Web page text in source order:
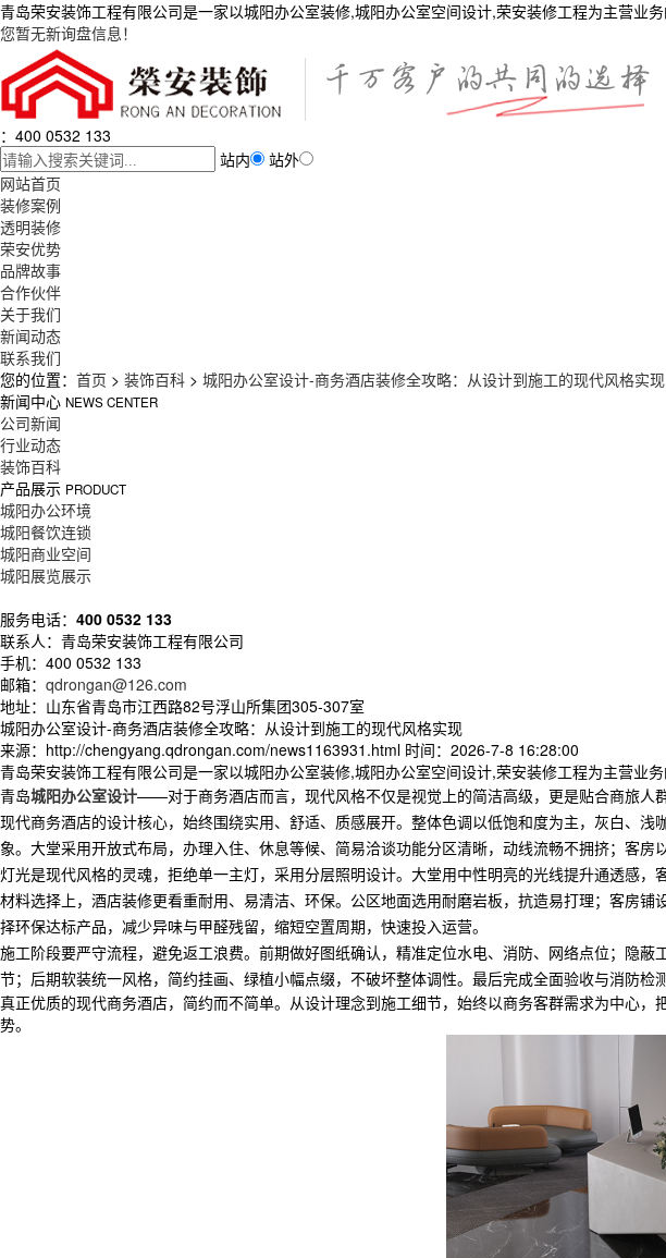
青岛荣安装饰工程有限公司是一家以城阳办公室装修,城阳办公室空间设计,荣安装修工程为主营业
您暂无新询盘信息！
：400 0532 133
站内
站外
网站首页
装修案例
透明装修
荣安优势
品牌故事
合作伙伴
关于我们
新闻动态
联系我们
您的位置： 首页 > 装饰百科 > 城阳办公室设计-商务酒店装修全攻略：从设计到施工的现代风格实现
新闻中心 NEWS CENTER
公司新闻
行业动态
装饰百科
产品展示 PRODUCT
城阳办公环境
城阳餐饮连锁
城阳商业空间
城阳展览展示
服务电话： 400 0532 133
联系人：青岛荣安装饰工程有限公司
手机：400 0532 133
邮箱： qdrongan@126.com
地址：山东省青岛市江西路82号浮山所集团305-307室
城阳办公室设计-商务酒店装修全攻略：从设计到施工的现代风格实现
来源：http://chengyang.qdrongan.com/news1163931.html 时间：2026-7-8 16:28:00
青岛荣安装饰工程有限公司是一家以城阳办公室装修,城阳办公室空间设计,荣安装修工程为主营业
青岛城阳办公室设计——对于商务酒店而言，现代风格不仅是视觉上的简洁高级，更是贴合商旅人
现代商务酒店的设计核心，始终围绕实用、舒适、质感展开。整体色调以低饱和度为主，灰白、
象。大堂采用开放式布局，办理入住、休息等候、简易洽谈功能分区清晰，动线流畅不拥挤；客
灯光是现代风格的灵魂，拒绝单一主灯，采用分层照明设计。大堂用中性明亮的光线提升通透感，
材料选择上，酒店装修更看重耐用、易清洁、环保。公区地面选用耐磨岩板，抗造易打理；客房
择环保达标产品，减少异味与甲醛残留，缩短空置周期，快速投入运营。
施工阶段要严守流程，避免返工浪费。前期做好图纸确认，精准定位水电、消防、网络点位；隐
节；后期软装统一风格，简约挂画、绿植小幅点缀，不破坏整体调性。最后完成全面验收与消防检
真正优质的现代商务酒店，简约而不简单。从设计理念到施工细节，始终以商务客群需求为中心
势。